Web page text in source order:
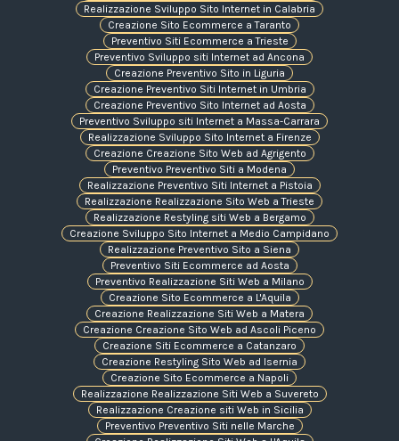
Realizzazione Sviluppo Sito Internet in Calabria
Creazione Sito Ecommerce a Taranto
Preventivo Siti Ecommerce a Trieste
Preventivo Sviluppo siti Internet ad Ancona
Creazione Preventivo Sito in Liguria
Creazione Preventivo Siti Internet in Umbria
Creazione Preventivo Sito Internet ad Aosta
Preventivo Sviluppo siti Internet a Massa-Carrara
Realizzazione Sviluppo Sito Internet a Firenze
Creazione Creazione Sito Web ad Agrigento
Preventivo Preventivo Siti a Modena
Realizzazione Preventivo Siti Internet a Pistoia
Realizzazione Realizzazione Sito Web a Trieste
Realizzazione Restyling siti Web a Bergamo
Creazione Sviluppo Sito Internet a Medio Campidano
Realizzazione Preventivo Sito a Siena
Preventivo Siti Ecommerce ad Aosta
Preventivo Realizzazione Siti Web a Milano
Creazione Sito Ecommerce a L'Aquila
Creazione Realizzazione Siti Web a Matera
Creazione Creazione Sito Web ad Ascoli Piceno
Creazione Siti Ecommerce a Catanzaro
Creazione Restyling Sito Web ad Isernia
Creazione Sito Ecommerce a Napoli
Realizzazione Realizzazione Siti Web a Suvereto
Realizzazione Creazione siti Web in Sicilia
Preventivo Preventivo Siti nelle Marche